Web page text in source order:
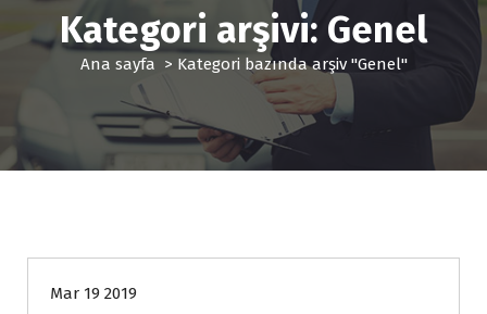
e
Kategori arşivi: Genel
Ana sayfa > Kategori bazında arşiv "Genel"
Mar 19 2019